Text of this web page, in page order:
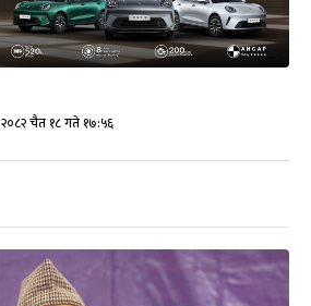
२०८२ चैत १८ गते १७:५६